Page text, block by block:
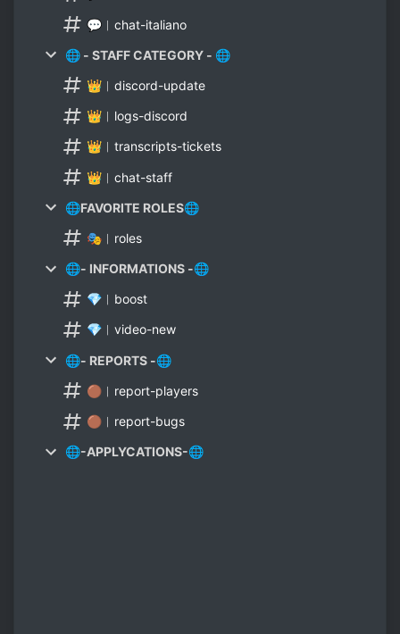
💬︱chat-italiano
🌐 - STAFF CATEGORY - 🌐
👑︱discord-update
👑︱logs-discord
👑︱transcripts-tickets
👑︱chat-staff
🌐FAVORITE ROLES🌐
🎭︱roles
🌐- INFORMATIONS -🌐
💎︱boost
💎︱video-new
🌐- REPORTS -🌐
🟤︱report-players
🟤︱report-bugs
🌐-APPLYCATIONS-🌐